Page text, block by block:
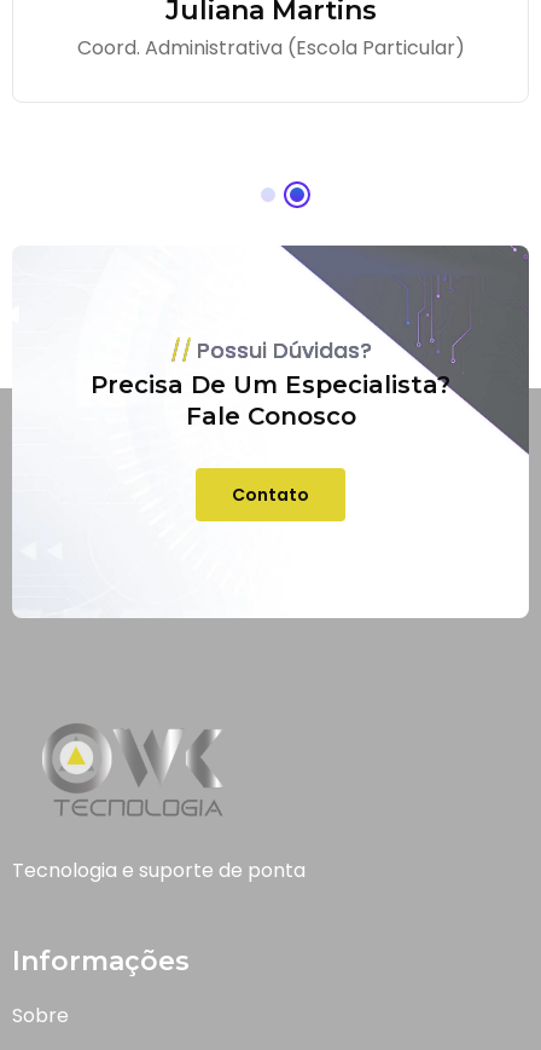
Juliana Martins
Coord. Administrativa (Escola Particular)
Possui Dúvidas?
Precisa De Um Especialista?
Fale Conosco
Contato
Tecnologia e suporte de ponta
Informações
Sobre